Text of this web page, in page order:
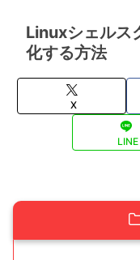
Linuxシェルス
化する方法
X
LINE